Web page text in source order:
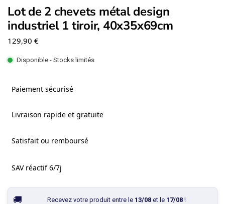
Lot de 2 chevets métal design
industriel 1 tiroir, 40x35x69cm
129,90 €
Disponible - Stocks limités
Paiement sécurisé
Livraison rapide et gratuite
Satisfait ou remboursé
SAV réactif 6/7j
Recevez votre produit entre le 13/08et le 17/08!